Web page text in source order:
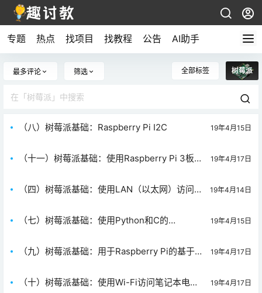
专题 热点 找项目 找教程 公告 AI助手
最多评论 筛选 全部标签 树莓派
（八）树莓派基础：Raspberry Pi I2C 19年4月15日
（十一）树莓派基础：使用Raspberry Pi 3板载
19年4月17日
（四）树莓派基础：使用LAN（以太网）访问笔
19年4月14日
（七）树莓派基础：使用Python和C的
19年4月15日
（九）树莓派基础：用于Raspberry Pi的基于
19年4月17日
（十）树莓派基础：使用Wi-Fi访问笔记本电脑
19年4月17日